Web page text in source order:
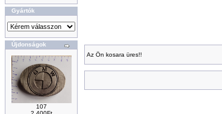
Gyártók
Újdonságok
107
Az Ön kosara üres!!